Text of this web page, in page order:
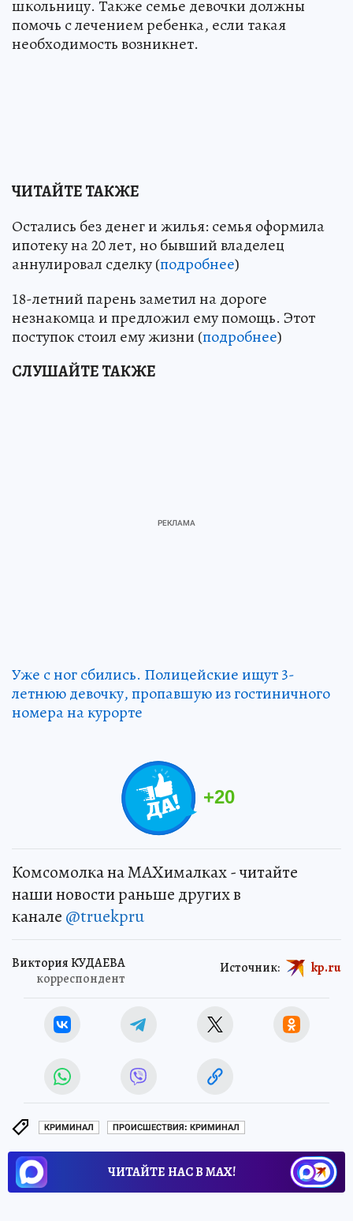
школьницу. Также семье девочки должны
помочь с лечением ребенка, если такая
необходимость возникнет.
ЧИТАЙТЕ ТАКЖЕ
Остались без денег и жилья: семья оформила
ипотеку на 20 лет, но бывший владелец
аннулировал сделку (подробнее)
18-летний парень заметил на дороге
незнакомца и предложил ему помощь. Этот
поступок стоил ему жизни (подробнее)
СЛУШАЙТЕ ТАКЖЕ
Уже с ног сбились. Полицейские ищут 3-
летнюю девочку, пропавшую из гостиничного
номера на курорте
+20
Комсомолка на MAXималках - читайте
наши новости раньше других в
канале @truekpru
Виктория КУДАЕВА
корреспондент
Источник: kp.ru
КРИМИНАЛ ПРОИСШЕСТВИЯ: КРИМИНАЛ
ЧИТАЙТЕ НАС В МАХ!